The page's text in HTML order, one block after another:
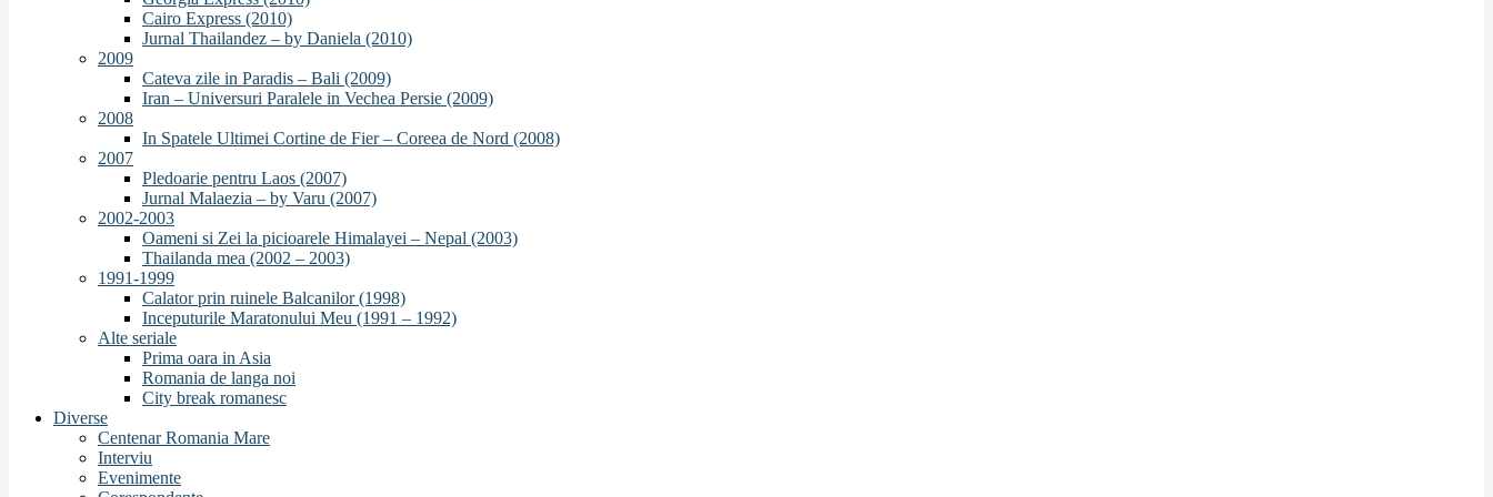
Cairo Express (2010)
Jurnal Thailandez – by Daniela (2010)
2009
Cateva zile in Paradis – Bali (2009)
Iran – Universuri Paralele in Vechea Persie (2009)
2008
In Spatele Ultimei Cortine de Fier – Coreea de Nord (2008)
2007
Pledoarie pentru Laos (2007)
Jurnal Malaezia – by Varu (2007)
2002-2003
Oameni si Zei la picioarele Himalayei – Nepal (2003)
Thailanda mea (2002 – 2003)
1991-1999
Calator prin ruinele Balcanilor (1998)
Inceputurile Maratonului Meu (1991 – 1992)
Alte seriale
Prima oara in Asia
Romania de langa noi
City break romanesc
Diverse
Centenar Romania Mare
Interviu
Evenimente